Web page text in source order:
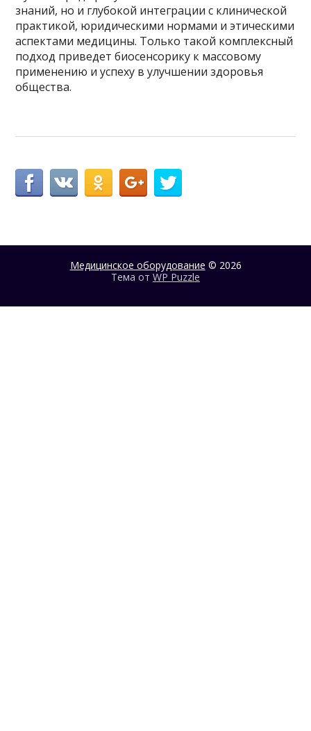
знаний, но и глубокой интеграции с клинической
практикой, юридическими нормами и этическими
аспектами медицины. Только такой комплексный
подход приведет биосенсорику к массовому
применению и успеху в улучшении здоровья
общества.
Медицинское оборудование © 2026
Тема от WP Puzzle